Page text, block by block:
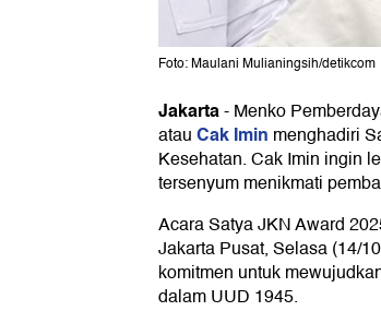
Foto: Maulani Mulianingsih/detikcom
Jakarta-Menko
atauCak Imin menghadiri
Kesehatan. Cak Imin ingin
tersenyum menikmati
Acara Satya JKN Award
Jakarta Pusat, Selasa (14/
komitmen untuk
dalam UUD 1945.